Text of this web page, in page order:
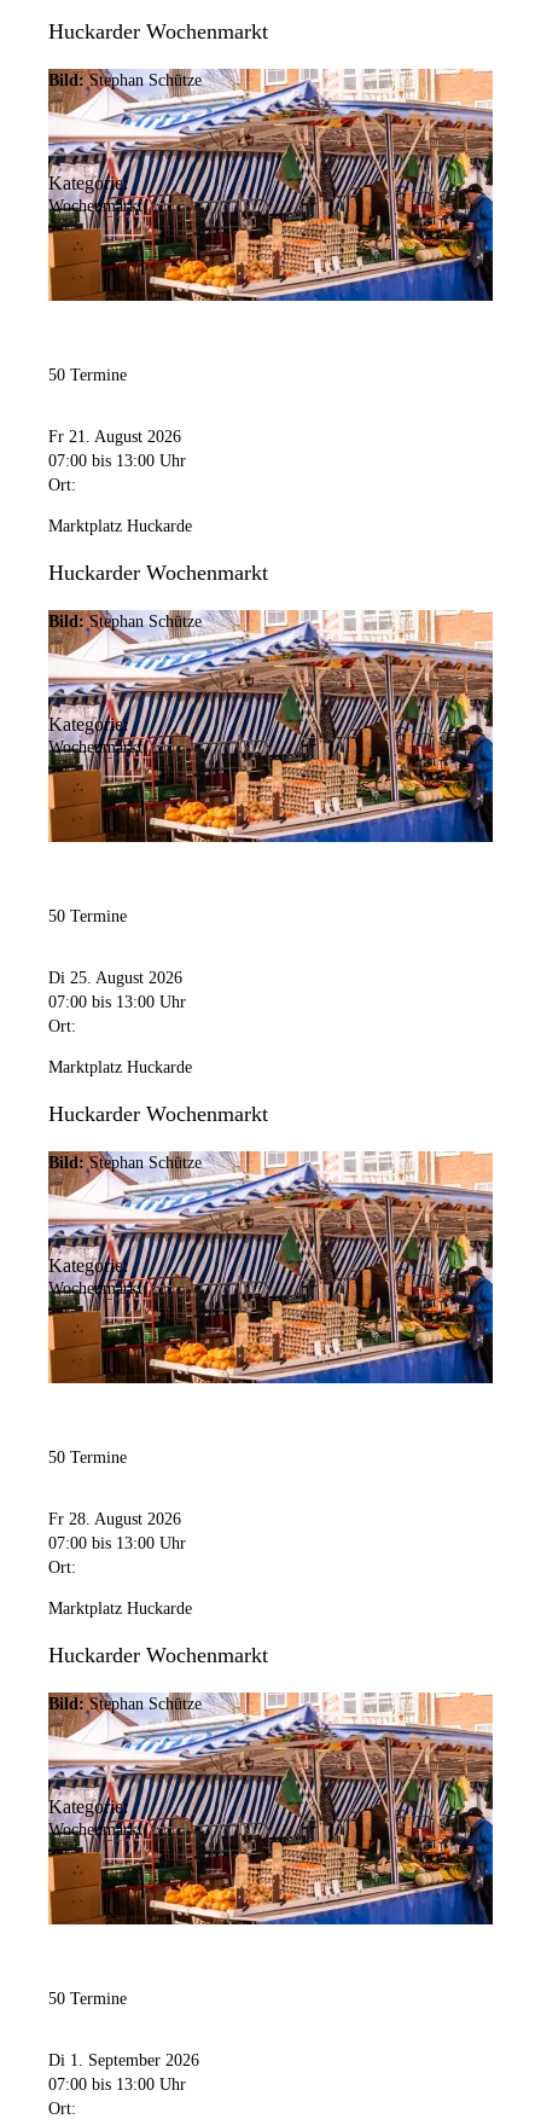
Huckarder Wochenmarkt
Bild: Stephan Schütze
Kategorie:
Wochenmarkt
50 Termine
Fr 21. August 2026
07:00 bis 13:00 Uhr
Ort:
Marktplatz Huckarde
Huckarder Wochenmarkt
Bild: Stephan Schütze
Kategorie:
Wochenmarkt
50 Termine
Di 25. August 2026
07:00 bis 13:00 Uhr
Ort:
Marktplatz Huckarde
Huckarder Wochenmarkt
Bild: Stephan Schütze
Kategorie:
Wochenmarkt
50 Termine
Fr 28. August 2026
07:00 bis 13:00 Uhr
Ort:
Marktplatz Huckarde
Huckarder Wochenmarkt
Bild: Stephan Schütze
Kategorie:
Wochenmarkt
50 Termine
Di 1. September 2026
07:00 bis 13:00 Uhr
Ort: